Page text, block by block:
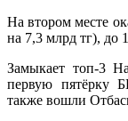
На втором месте
на 7,3 млрд тг), до
Замыкает топ-3
первую пятёрку
также вошли